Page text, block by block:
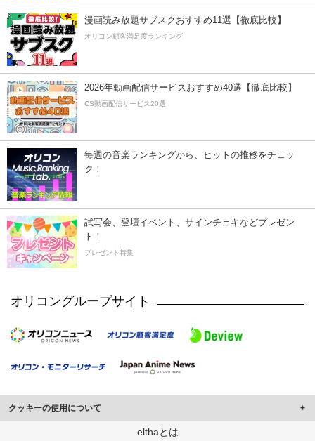
漫画読み放題サブスクおすすめ11選【徹底比較】
オリコン顧客満足度ランキング
2026年動画配信サービスおすすめ40選【徹底比較】
CS動画配信サービス20選
毎週の音楽ランキングから、ヒットの推移をチェッ
ク！
試写会、登壇イベント、サインチェキなどプレゼン
ト！
プレゼント特集
オリコングループサイト
クッキーの使用について
このサイトでは Cookie を使用して、ユーザーに合わせたコンテンツや広告の
elthaとは